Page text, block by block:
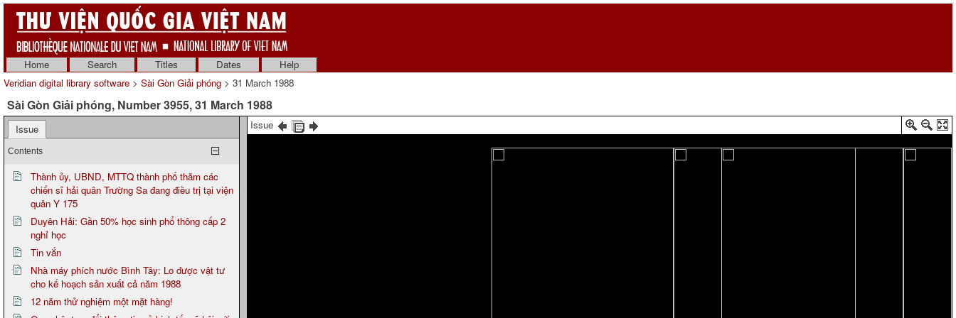
Home Search Titles Dates
Help
Veridian digital library software > Sài Gòn Giải phóng > 31 March 1988
Sài Gòn Giải phóng, Number 3955, 31 March 1988
Issue
Contents
Thành ủy, UBND, MTTQ thành phố thăm các
chiến sĩ hải quân Trường Sa đang điều trị tại viện
quân Y 175
Duyên Hải: Gần 50% học sinh phổ thông cấp 2
nghỉ học
Tin vắn
Nhà máy phích nước Bình Tây: Lo được vật tư
cho kế hoạch sản xuất cả năm 1988
12 năm thử nghiệm một mặt hàng!
Issue